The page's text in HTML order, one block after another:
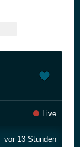
Live
vor 13 Stunden